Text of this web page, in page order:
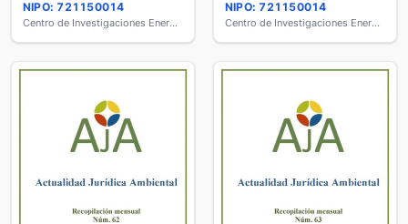
NIPO: 721150014
Centro de Investigaciones Energéticas, Medio Ambientales y Tecnológicas (CIEMAT)
NIPO: 721150014
Centro de Investigaciones Energéticas, Medio Ambientales y Tecnológicas (CIEMAT)